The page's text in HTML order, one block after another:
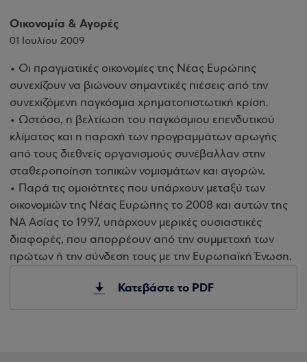
Οικονομία & Αγορές
01 Ιουλίου 2009
• Οι πραγματικές οικονομίες της Νέας Ευρώπης
συνεχίζουν να βιώνουν σημαντικές πιέσεις από την
συνεχιζόμενη παγκόσμια χρηματοπιστωτική κρίση.
• Ωστόσο, η βελτίωση του παγκόσμιου επενδυτικού
κλίματος και η παροχή των προγραμμάτων αρωγής
από τους διεθνείς οργανισμούς συνέβαλλαν στην
σταθεροποίηση τοπικών νομισμάτων και αγορών.
• Παρά τις ομοιότητες που υπάρχουν μεταξύ των
οικονομιών της Νέας Ευρώπης το 2008 και αυτών της
ΝΑ Ασίας το 1997, υπάρχουν μερικές ουσιαστικές
διαφορές, που απορρέουν από την συμμετοχή των
πρώτων ή την σύνδεση τους με την Ευρωπαϊκή Ένωση.
Κατεβάστε το PDF